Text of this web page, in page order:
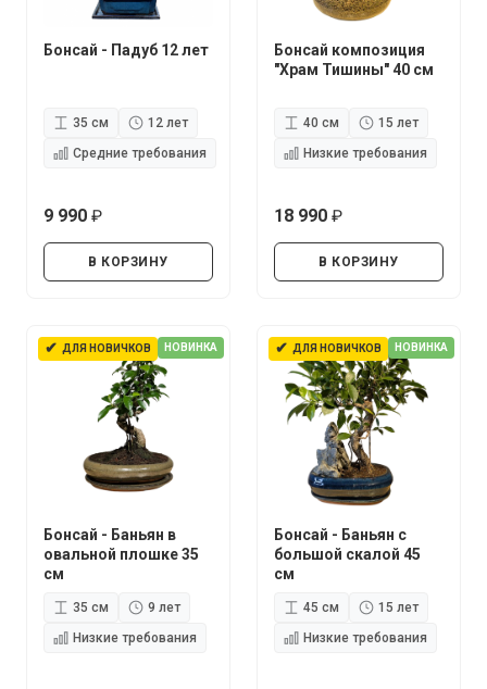
Бонсай - Падуб 12 лет
35 см
12 лет
Средние требования
9 990
В КОРЗИНУ
Бонсай композиция
"Храм Тишины" 40 см
40 см
15 лет
Низкие требования
18 990
В КОРЗИНУ
✔ ДЛЯ НОВИЧКОВ НОВИНКА
Бонсай - Баньян в
овальной плошке 35
см
35 см
9 лет
Низкие требования
✔ ДЛЯ НОВИЧКОВ НОВИНКА
Бонсай - Баньян с
большой скалой 45
см
45 см
15 лет
Низкие требования